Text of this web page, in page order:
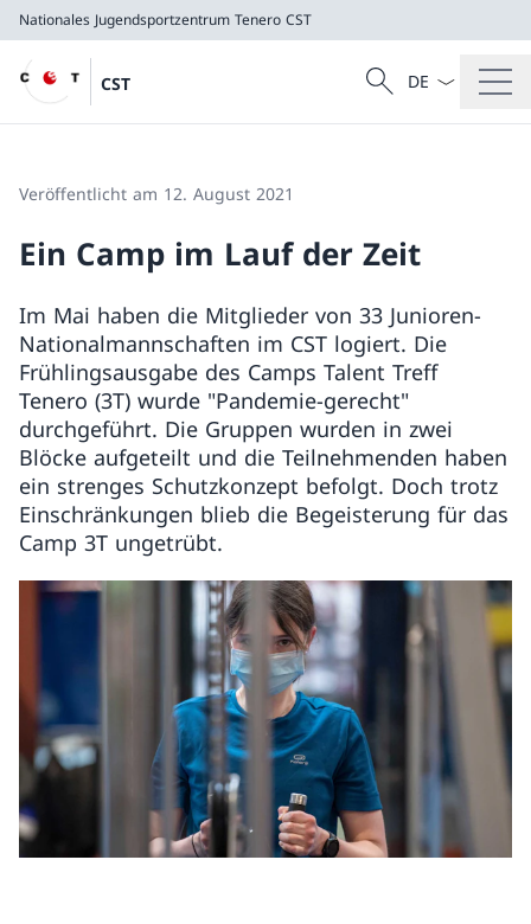
Nationales Jugendsportzentrum Tenero CST
CST
CST
Suche
Suche
Sprach
Veröffentlicht am 12. August 2021
Ein Camp im Lauf der Zeit
Im Mai haben die Mitglieder von 33 Junioren-
Nationalmannschaften im CST logiert. Die
Frühlingsausgabe des Camps Talent Treff
Tenero (3T) wurde "Pandemie-gerecht"
durchgeführt. Die Gruppen wurden in zwei
Blöcke aufgeteilt und die Teilnehmenden haben
ein strenges Schutzkonzept befolgt. Doch trotz
Einschränkungen blieb die Begeisterung für das
Camp 3T ungetrübt.